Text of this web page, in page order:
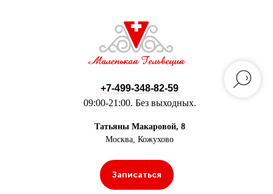
+7-499-348-82-59
09:00-21:00. Без выходных.
Татьяны Макаровой, 8
Москва, Кожухово
Записаться